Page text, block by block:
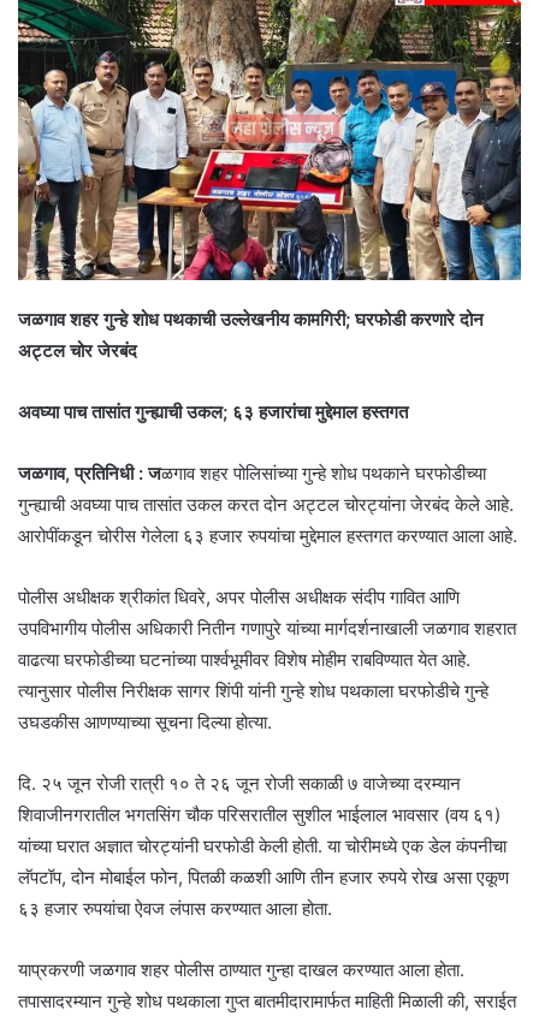
जळगाव शहर गुन्हे शोध पथकाची उल्लेखनीय कामगिरी; घरफोडी करणारे दोन
अट्टल चोर जेरबंद
अवघ्या पाच तासांत गुन्ह्याची उकल; ६३ हजारांचा मुद्देमाल हस्तगत
जळगाव, प्रतिनिधी : जळगाव शहर पोलिसांच्या गुन्हे शोध पथकाने घरफोडीच्या
गुन्ह्याची अवघ्या पाच तासांत उकल करत दोन अट्टल चोरट्यांना जेरबंद केले आहे.
आरोपींकडून चोरीस गेलेला ६३ हजार रुपयांचा मुद्देमाल हस्तगत करण्यात आला आहे.
पोलीस अधीक्षक श्रीकांत धिवरे, अपर पोलीस अधीक्षक संदीप गावित आणि
उपविभागीय पोलीस अधिकारी नितीन गणापुरे यांच्या मार्गदर्शनाखाली जळगाव शहरात
वाढत्या घरफोडीच्या घटनांच्या पार्श्वभूमीवर विशेष मोहीम राबविण्यात येत आहे.
त्यानुसार पोलीस निरीक्षक सागर शिंपी यांनी गुन्हे शोध पथकाला घरफोडीचे गुन्हे
उघडकीस आणण्याच्या सूचना दिल्या होत्या.
दि. २५ जून रोजी रात्री १० ते २६ जून रोजी सकाळी ७ वाजेच्या दरम्यान
शिवाजीनगरातील भगतसिंग चौक परिसरातील सुशील भाईलाल भावसार (वय ६१)
यांच्या घरात अज्ञात चोरट्यांनी घरफोडी केली होती. या चोरीमध्ये एक डेल कंपनीचा
लॅपटॉप, दोन मोबाईल फोन, पितळी कळशी आणि तीन हजार रुपये रोख असा एकूण
६३ हजार रुपयांचा ऐवज लंपास करण्यात आला होता.
याप्रकरणी जळगाव शहर पोलीस ठाण्यात गुन्हा दाखल करण्यात आला होता.
तपासादरम्यान गुन्हे शोध पथकाला गुप्त बातमीदारामार्फत माहिती मिळाली की, सराईत